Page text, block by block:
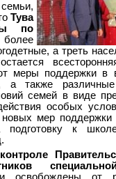
Тува
по
более
а треть
меры поддержки в
также различные
семей в виде
особых
мер поддержки
к